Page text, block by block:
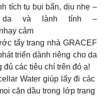
tích tụ bụi bẩn, dịu nhẹ –
da và lành tính –
cảm
tẩy trang nhà GRACEF
triển dành riêng cho da
các tiêu chí trên đó ạ!
Water giúp lấy đi các
cặn dầu trong lớp trang